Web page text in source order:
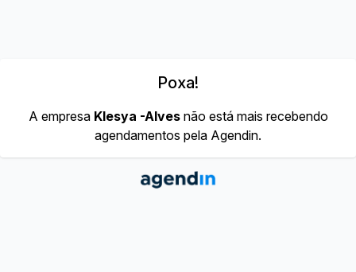
Poxa!
A empresa Klesya -Alvesnão está mais recebendo
agendamentos pela Agendin.